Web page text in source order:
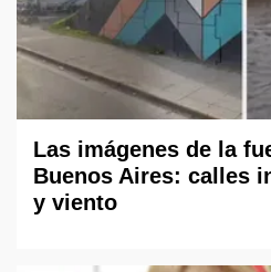
Las imágenes de la
Buenos Aires: calles
y viento